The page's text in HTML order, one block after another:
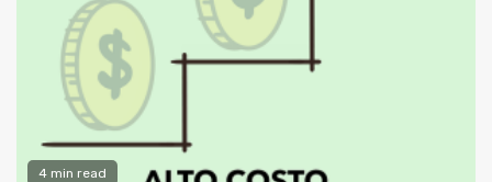
4 min read